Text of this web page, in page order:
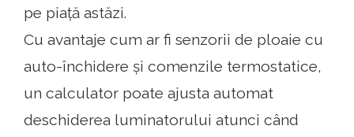
pe piață astăzi.
Cu avantaje cum ar fi senzorii de ploaie cu
auto-închidere și comenzile termostatice,
un calculator poate ajusta automat
deschiderea luminatorului atunci când